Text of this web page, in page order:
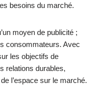
besoins du marché.
moyen de publicité ;
consommateurs. Avec
les objectifs de
relations durables,
l’espace sur le marché.